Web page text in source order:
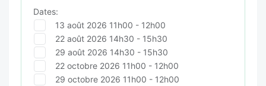
Dates:
13 août 2026 11h00 - 12h00
22 août 2026 14h30 - 15h30
29 août 2026 14h30 - 15h30
22 octobre 2026 11h00 - 12h00
29 octobre 2026 11h00 - 12h00